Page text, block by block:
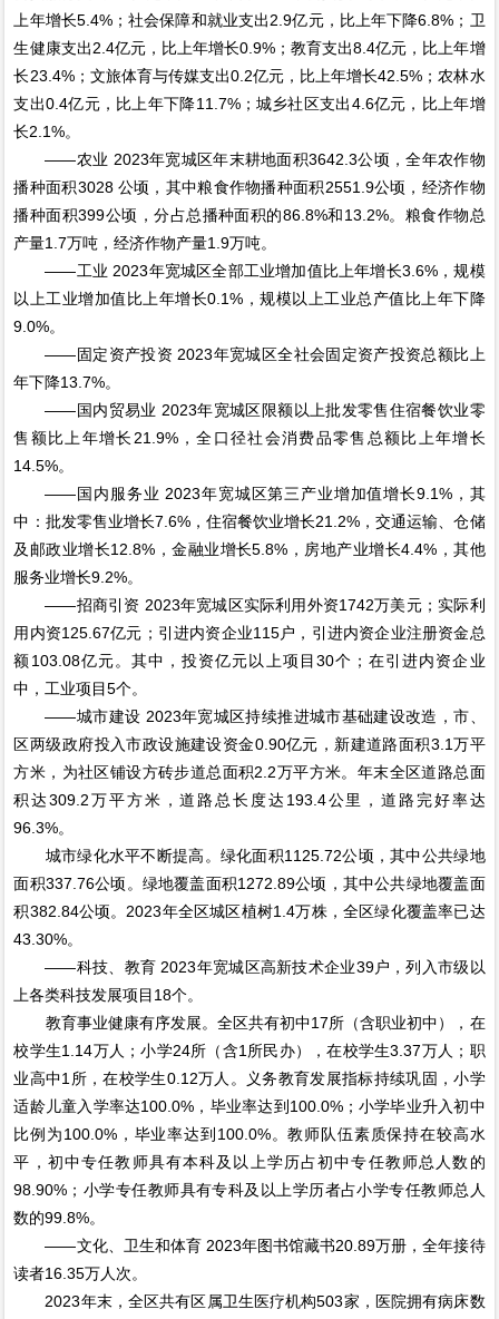
上年增长5.4%；社会保障和就业支出2.9亿元，比上年下降6.8%；卫
生健康支出2.4亿元，比上年增长0.9%；教育支出8.4亿元，比上年增
长23.4%；文旅体育与传媒支出0.2亿元，比上年增长42.5%；农林水
支出0.4亿元，比上年下降11.7%；城乡社区支出4.6亿元，比上年增
长2.1%。
——农业 2023年宽城区年末耕地面积3642.3公顷，全年农作物
播种面积3028 公顷，其中粮食作物播种面积2551.9公顷，经济作物
播种面积399公顷，分占总播种面积的86.8%和13.2%。粮食作物总
产量1.7万吨，经济作物产量1.9万吨。
——工业 2023年宽城区全部工业增加值比上年增长3.6%，规模
以上工业增加值比上年增长0.1%，规模以上工业总产值比上年下降
9.0%。
——固定资产投资 2023年宽城区全社会固定资产投资总额比上
年下降13.7%。
——国内贸易业 2023年宽城区限额以上批发零售住宿餐饮业零
售额比上年增长21.9%，全口径社会消费品零售总额比上年增长
14.5%。
——国内服务业 2023年宽城区第三产业增加值增长9.1%，其
中：批发零售业增长7.6%，住宿餐饮业增长21.2%，交通运输、仓储
及邮政业增长12.8%，金融业增长5.8%，房地产业增长4.4%，其他
服务业增长9.2%。
——招商引资 2023年宽城区实际利用外资1742万美元；实际利
用内资125.67亿元；引进内资企业115户，引进内资企业注册资金总
额103.08亿元。其中，投资亿元以上项目30个；在引进内资企业
中，工业项目5个。
——城市建设 2023年宽城区持续推进城市基础建设改造，市、
区两级政府投入市政设施建设资金0.90亿元，新建道路面积3.1万平
方米，为社区铺设方砖步道总面积2.2万平方米。年末全区道路总面
积达309.2万平方米，道路总长度达193.4公里，道路完好率达
96.3%。
城市绿化水平不断提高。绿化面积1125.72公顷，其中公共绿地
面积337.76公顷。绿地覆盖面积1272.89公顷，其中公共绿地覆盖面
积382.84公顷。2023年全区城区植树1.4万株，全区绿化覆盖率已达
43.30%。
——科技、教育 2023年宽城区高新技术企业39户，列入市级以
上各类科技发展项目18个。
教育事业健康有序发展。全区共有初中17所（含职业初中），在
校学生1.14万人；小学24所（含1所民办），在校学生3.37万人；职
业高中1所，在校学生0.12万人。义务教育发展指标持续巩固，小学
适龄儿童入学率达100.0%，毕业率达到100.0%；小学毕业升入初中
比例为100.0%，毕业率达到100.0%。教师队伍素质保持在较高水
平，初中专任教师具有本科及以上学历占初中专任教师总人数的
98.90%；小学专任教师具有专科及以上学历者占小学专任教师总人
数的99.8%。
——文化、卫生和体育 2023年图书馆藏书20.89万册，全年接待
读者16.35万人次。
2023年末，全区共有区属卫生医疗机构503家，医院拥有病床数